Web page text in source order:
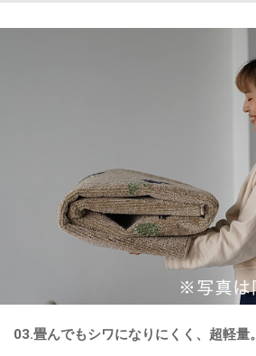
03.畳んでもシワになりにくく、超軽量。